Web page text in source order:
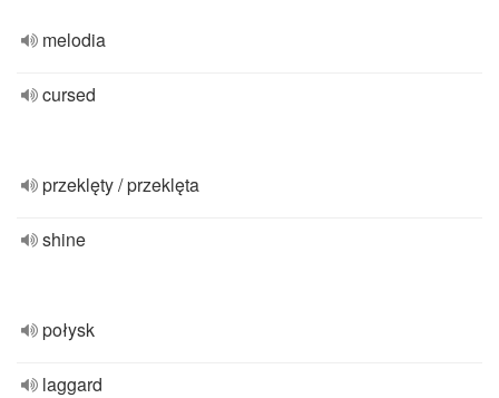
melodia
cursed
przeklęty / przeklęta
shine
połysk
laggard